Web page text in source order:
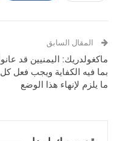
المقال السابق
ماكغولدريك: اليمنيين قد عانوا
بما فيه الكفاية ويجب فعل كل
ما يلزم لإنهاء هذا الوضع